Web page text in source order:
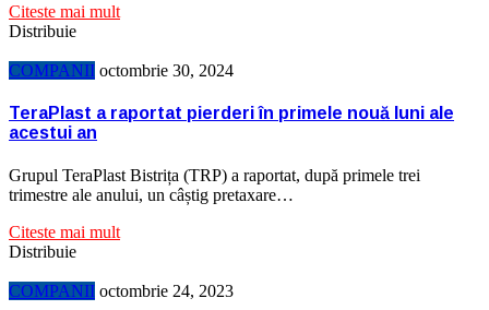
Citeste mai mult
Distribuie
COMPANII octombrie 30, 2024
TeraPlast a raportat pierderi în primele nouă luni ale
acestui an
Grupul TeraPlast Bistrița (TRP) a raportat, după primele trei
trimestre ale anului, un câștig pretaxare…
Citeste mai mult
Distribuie
COMPANII octombrie 24, 2023